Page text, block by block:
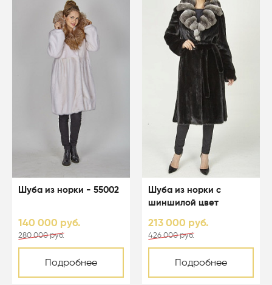
Шуба из норки - 55002
140 000 руб.
280 000 руб.
Подробнее
Шуба из норки с
шиншилой цвет
213 000 руб.
426 000 руб.
Подробнее